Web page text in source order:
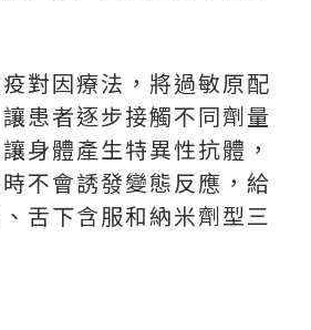
對因療法，將過敏原配
患者逐步接觸不同劑量
身體產生特異性抗體，
不會誘發變態反應，給
舌下含服和納米劑型三